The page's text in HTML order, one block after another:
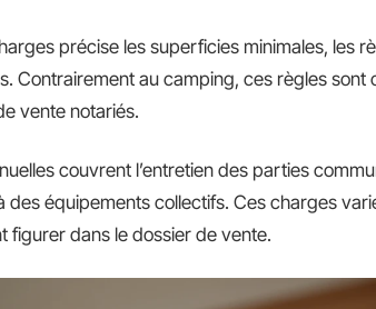
précise les superficies minimales, les
Contrairement au camping, ces règles sont
vente notariés.
couvrent l’entretien des parties
des équipements collectifs. Ces charges
figurer dans le dossier de vente.